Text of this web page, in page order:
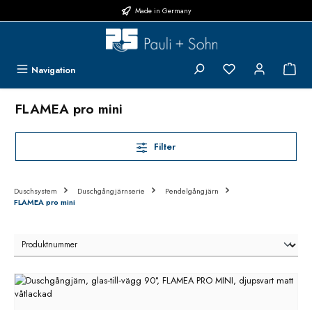
Made in Germany
Navigation Du har 0 objekt i
FLAMEA pro mini
Filter
Duschsystem Duschgångjärnserie
Pendelgångjärn
FLAMEA pro mini